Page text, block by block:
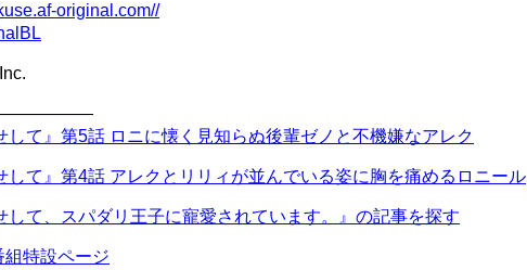
original.com//
——————
して』第5話 ロニに懐く見知らぬ後輩ゼノと不機嫌なアレク
して』第4話 アレクとリリィが並んでいる姿に胸を痛めるロニール
て、スパダリ王子に寵愛されています。』の記事を探す
特設ページ